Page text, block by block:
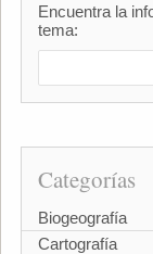
Encuentra la
tema:
Categorías
Biogeografía
Cartografía